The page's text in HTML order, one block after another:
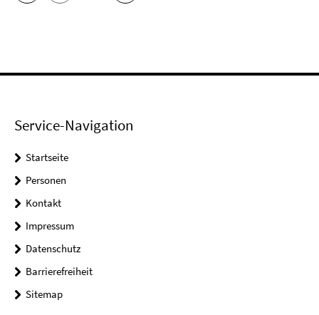
Service-Navigation
Startseite
Personen
Kontakt
Impressum
Datenschutz
Barrierefreiheit
Sitemap